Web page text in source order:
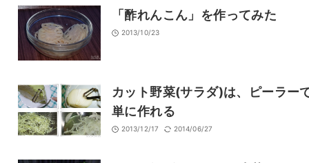
「酢れんこん」を作ってみた
2013/10/23
カット野菜(サラダ)は、ピーラー
単に作れる
2013/12/17 2014/06/27